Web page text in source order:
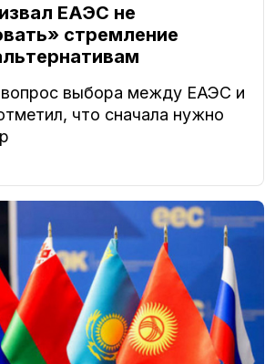
ЕАЭС не
стремление
выбора между ЕАЭС и
что сначала нужно